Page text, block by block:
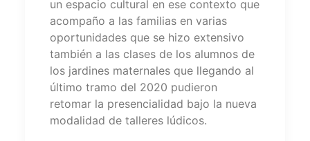
un espacio cultural en ese contexto que
acompaño a las familias en varias
oportunidades que se hizo extensivo
también a las clases de los alumnos de
los jardines maternales que llegando al
último tramo del 2020 pudieron
retomar la presencialidad bajo la nueva
modalidad de talleres lúdicos.